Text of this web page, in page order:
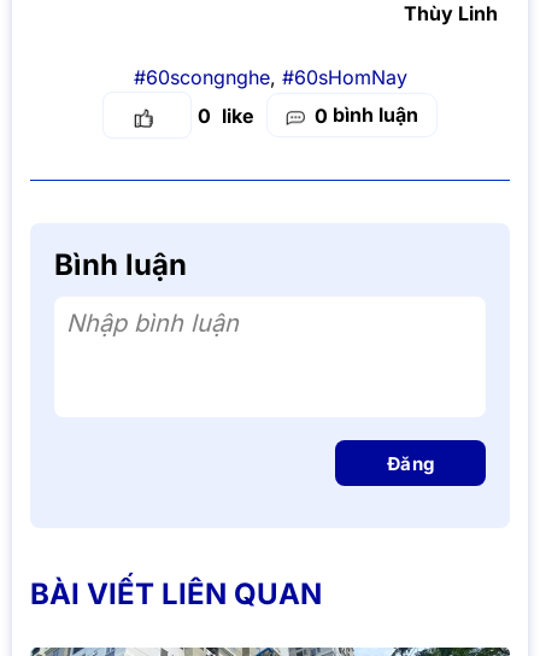
Thùy Linh
#60scongnghe, #60sHomNay
0
0 bình luận
Bình luận
Nhập bình luận
Đăng
BÀI VIẾT LIÊN QUAN